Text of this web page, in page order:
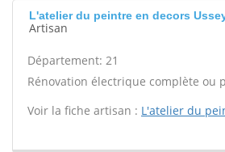
L'atelier du peintre en decors
Artisan
Département: 21
Rénovation électrique complète ou
Voir la fiche artisan : L'atelier du